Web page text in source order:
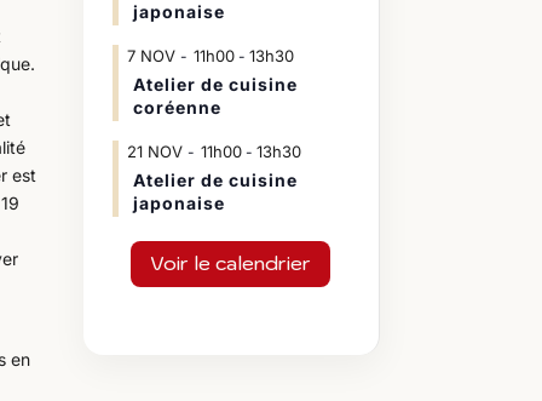
est
en
japonaise
7 NOV 11h00- 13h30
Atelier de cuisine
coréenne
21 NOV 11h00- 13h30
Atelier de cuisine
japonaise
Voir le calendrier